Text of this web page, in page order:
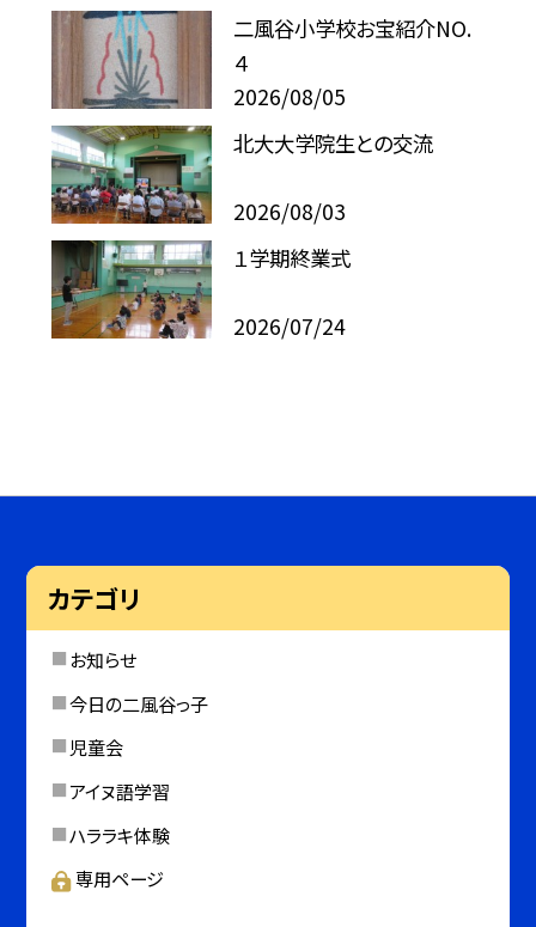
二風谷小学校お宝紹介NO.
４
2026/08/05
北大大学院生との交流
2026/08/03
１学期終業式
2026/07/24
カテゴリ
お知らせ
今日の二風谷っ子
児童会
アイヌ語学習
ハララキ体験
専用ページ